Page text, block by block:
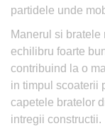
partidele unde
Manerul si
echilibru foarte
contribuind la o
in timpul scoaterii
capetele bratelor
intregii constructii.